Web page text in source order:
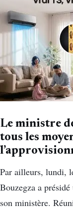
Le ministre
tous les
Par ailleurs, lundi,
Bouzegza a
son ministère.